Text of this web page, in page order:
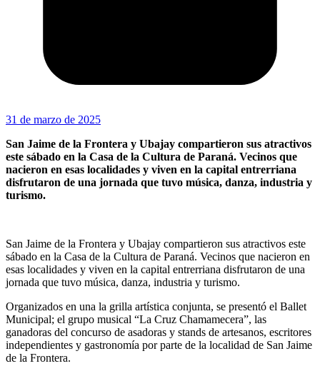
31 de marzo de 2025
San Jaime de la Frontera y Ubajay compartieron sus atractivos
este sábado en la Casa de la Cultura de Paraná. Vecinos que
nacieron en esas localidades y viven en la capital entrerriana
disfrutaron de una jornada que tuvo música, danza, industria y
turismo.
San Jaime de la Frontera y Ubajay compartieron sus atractivos este
sábado en la Casa de la Cultura de Paraná. Vecinos que nacieron en
esas localidades y viven en la capital entrerriana disfrutaron de una
jornada que tuvo música, danza, industria y turismo.
Organizados en una la grilla artística conjunta, se presentó el Ballet
Municipal; el grupo musical “La Cruz Chamamecera”, las
ganadoras del concurso de asadoras y stands de artesanos, escritores
independientes y gastronomía por parte de la localidad de San Jaime
de la Frontera.